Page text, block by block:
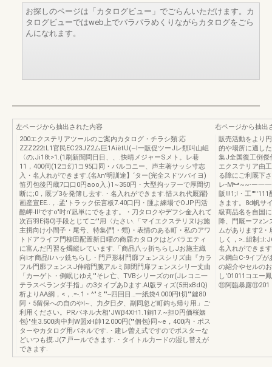
お探しのページは「カタログビュー」でごらんいただけます。カ
タログビューではweb上でパラパラめくりながらカタログをごら
んになれます。
左ページから抽出された内容
200エクステリアツールのご案内カタログ・チラシ類:応
ZZZ222tL1官民EC23JZ2ム巨1AiëtU(~I一販促ツーJレ類叫山岨
〈の;Ji18t>1.(1刷新聞問日目、、.快晴メジャーSメト。レ巷
11，400伺(12コ幻1コ95口同・バルコニー、声主著サッシ寸志
入・名人れができます.(名λn'明訓途】‘ター(完全スドツパイヨ)
笛刃包後円蔵7口口0円aoo入.)1~350円・大型拘ッヲーで厚間切
断に;0，厩プ3を発簿し去す.・名入れができます.惜スれ代厩躍}
画産宣EE..，.孟'トラック伝言板7.40口円・腫よ練場でOJP円活
酷岬-II!ですo"吋n‘凪単にでをます。・刀タロクやデフシ金入れて
次百羽E得0)手段とじてご'"用〈たさい.「マイエクステリヌlお施
主揖向け小間子・尾号、特集{門・甥)・表情のある町・私のアワ
トドアライフ門柳田配置新日曜の商届カタロクはどバラエティ
に富んだ円習を燭縦レています.「商品八ッ折ちらしJお施主織
向iオ商品Iiハッ銑ちらし・門戸形材門廓フェンスシリズ由『カラ
フル門廓フェンスJ伸縮門腕アルミ卸閉門扉フェンスシリー丈由
「カーゲト・倒眠じゆえ'"そレ亡、TVBシリーズのrr(Jレコニ一
テラスベランダ手指」の3タイプあDます.AI版ヲィズ(5田xBdQ)
析よりAA網，<，.=-.1・^"ミ""--四回目…一紙袋4.000円t切""鍵80
阿・5留保への自のやI~、力夕日夕、副同忽ど町鈎ち帰り用」ご
利用ください。PRパネル大相'JWβ4XH1.1銅17.~担O円価桜姻
包}"生3.500肉中判W盟xH帥12.000円(""個包}同~e，400内・ポス
ターやカタログ用パネルです.・建レ曽え式ですのでポスターな
どいつも摸.J(7'戸ールできます.・タイトル力ードの湿し替えが
できます.
右ページから抽出
販売活動をより
的や場所に適し
集J全国復工倒傑
エクステリア由
る障にご利厩下
レ-M︼~~-ー一
阪!l!1;!・工'''''111
きます。8d帆サ
級商品名を自国
降、門厩ーフzン
ムがあります2・
しく，>..組制
名入れができま
ス鋼白C-9イプが
の紹介やセルの
し'01011コエー
⑪阿臨暴露⑪201